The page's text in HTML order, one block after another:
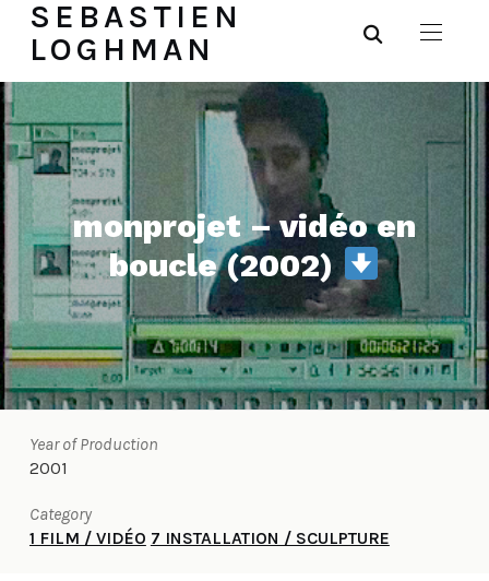
SEBASTIEN
LOGHMAN
monprojet – vidéo en
boucle (2002)
Year of Production
2001
Category
1 FILM / VIDÉO 7 INSTALLATION / SCULPTURE